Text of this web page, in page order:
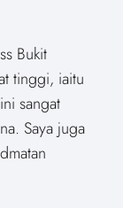
Bukit
tinggi, iaitu
sangat
Saya juga